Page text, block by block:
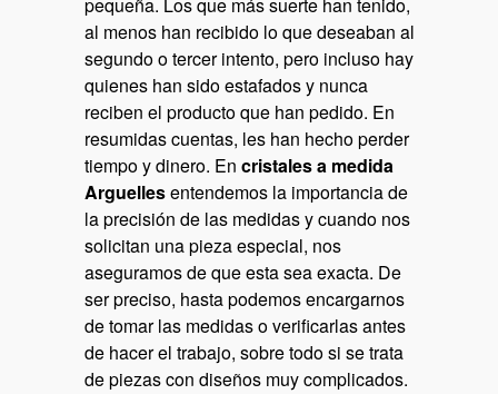
pequeña. Los que más suerte han tenido,
al menos han recibido lo que deseaban al
segundo o tercer intento, pero incluso hay
quienes han sido estafados y nunca
reciben el producto que han pedido. En
resumidas cuentas, les han hecho perder
tiempo y dinero. Encristales a medida
Arguellesentendemos la importancia de
la precisión de las medidas y cuando nos
solicitan una pieza especial, nos
aseguramos de que esta sea exacta. De
ser preciso, hasta podemos encargarnos
de tomar las medidas o verificarlas antes
de hacer el trabajo, sobre todo si se trata
de piezas con diseños muy complicados.